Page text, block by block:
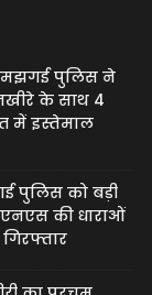
मझगई पुलिस ने
के साथ 4
में इस्तेमाल
पुलिस को बड़ी
की धाराओं